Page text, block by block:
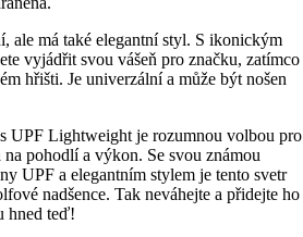
ale má také elegantní styl. S ikonickým
vyjádřit svou vášeň pro značku, zatímco
hřišti. Je univerzální a může být nošen
UPF Lightweight je rozumnou volbou pro
pohodlí a výkon. Se svou známou
UPF a elegantním stylem je tento svetr
nadšence. Tak neváhejte a přidejte ho
hned teď!